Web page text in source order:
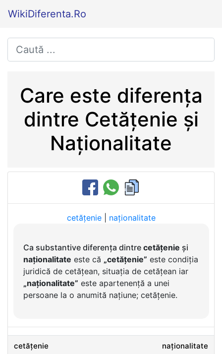
WikiDiferenta.Ro
Care este diferența
dintre Cetățenie și
Naționalitate
cetățenie| naționalitate
Ca substantive diferența dintre cetățenie și
naționalitate este că „cetățenie” este condiția
juridică de cetățean, situația de cetățean iar
„naționalitate” este apartenență a unei
persoane la o anumită națiune; cetățenie.
cetățenie naționalitate